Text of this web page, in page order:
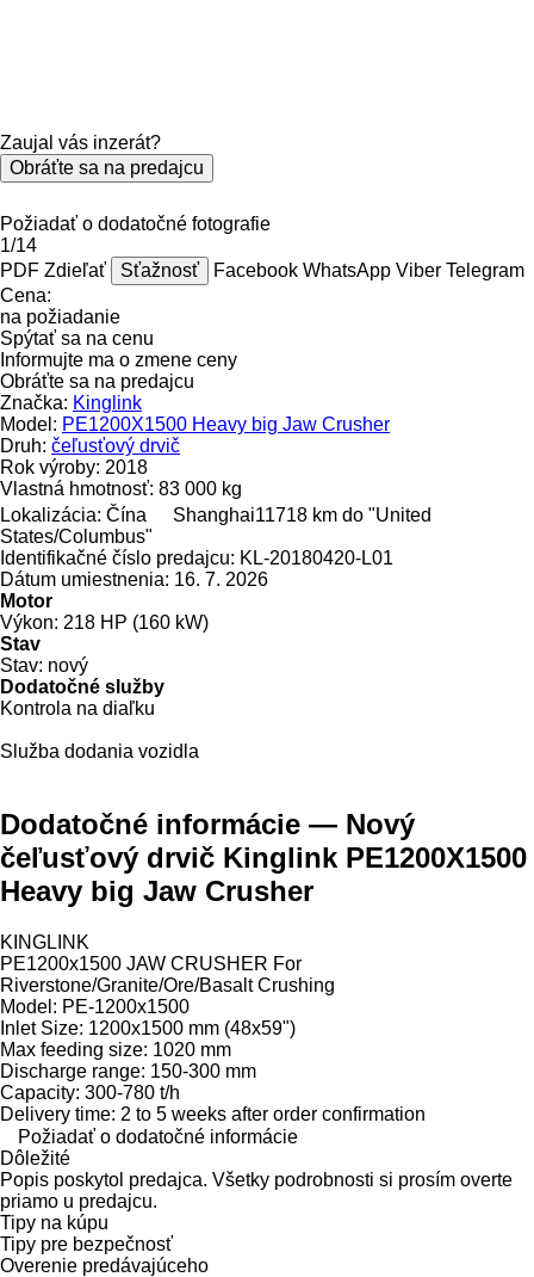
Zaujal vás inzerát?
Obráťte sa na predajcu
Požiadať o dodatočné fotografie
1/14
PDF Zdieľať Sťažnosť Facebook WhatsApp Viber Telegram
Cena:
na požiadanie
Spýtať sa na cenu
Informujte ma o zmene ceny
Obráťte sa na predajcu
Značka: Kinglink
Model: PE1200X1500 Heavy big Jaw Crusher
Druh: čeľusťový drvič
Rok výroby: 2018
Vlastná hmotnosť: 83 000 kg
Lokalizácia: Čína Shanghai11718 km do "United
States/Columbus"
Identifikačné číslo predajcu: KL-20180420-L01
Dátum umiestnenia: 16. 7. 2026
Motor
Výkon: 218 HP (160 kW)
Stav
Stav: nový
Dodatočné služby
Kontrola na diaľku
Služba dodania vozidla
Dodatočné informácie — Nový
čeľusťový drvič Kinglink PE1200X1500
Heavy big Jaw Crusher
KINGLINK
PE1200x1500 JAW CRUSHER For
Riverstone/Granite/Ore/Basalt Crushing
Model: PE-1200x1500
Inlet Size: 1200x1500 mm (48x59")
Max feeding size: 1020 mm
Discharge range: 150-300 mm
Capacity: 300-780 t/h
Delivery time: 2 to 5 weeks after order confirmation
Požiadať o dodatočné informácie
Dôležité
Popis poskytol predajca. Všetky podrobnosti si prosím overte
priamo u predajcu.
Tipy na kúpu
Tipy pre bezpečnosť
Overenie predávajúceho